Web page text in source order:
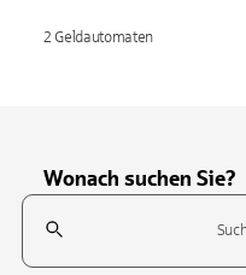
2 Geldautomaten
Wonach suchen Sie?
Suchfeld